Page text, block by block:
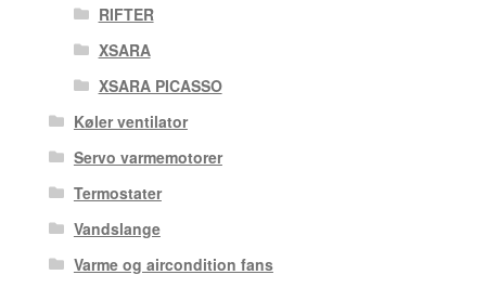
RIFTER
XSARA
XSARA PICASSO
Køler ventilator
Servo varmemotorer
Termostater
Vandslange
Varme og aircondition fans